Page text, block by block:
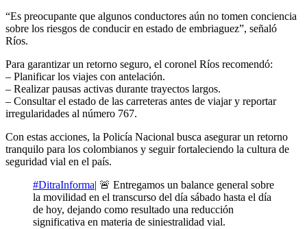
“Es preocupante que algunos conductores aún no tomen conciencia
sobre los riesgos de conducir en estado de embriaguez”, señaló
Ríos.
Para garantizar un retorno seguro, el coronel Ríos recomendó:
– Planificar los viajes con antelación.
– Realizar pausas activas durante trayectos largos.
– Consultar el estado de las carreteras antes de viajar y reportar
irregularidades al número 767.
Con estas acciones, la Policía Nacional busca asegurar un retorno
tranquilo para los colombianos y seguir fortaleciendo la cultura de
seguridad vial en el país.
#DitraInforma| 🚨 Entregamos un balance general sobre
la movilidad en el transcurso del día sábado hasta el día
de hoy, dejando como resultado una reducción
significativa en materia de siniestralidad vial.